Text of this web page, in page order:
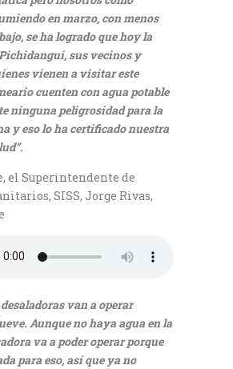
en marzo, con menos
se ha logrado que hoy la
sus vecinos y
vienen a visitar este
cuenten con agua potable
ninguna peligrosidad para la
y eso lo ha certificado nuestra
el Superintendente de
SISS, Jorge Rivas,
van a operar
Aunque no haya agua en la
va a poder operar porque
para eso, así que ya no